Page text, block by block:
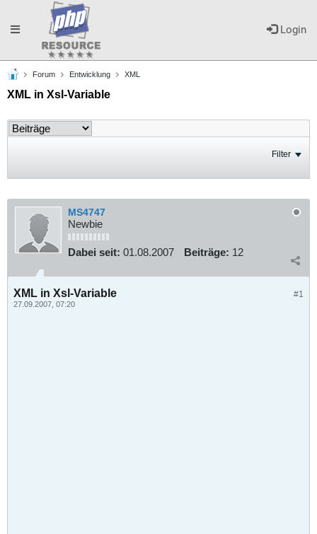
Login
Toggle
navigation
Forum Entwicklung XML
XML in Xsl-Variable
Filter
MS4747
Newbie
Dabei seit: 01.08.2007 Beiträge: 12
#1
XML in Xsl-Variable
27.09.2007, 07:20